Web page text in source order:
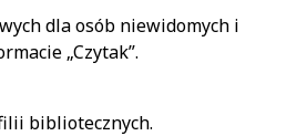
dla osób niewidomych i
„Czytak”.
bibliotecznych.